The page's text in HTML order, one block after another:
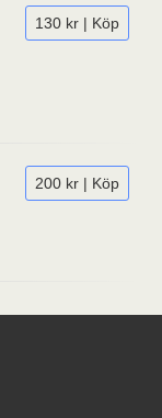
130 kr | Köp
200 kr | Köp